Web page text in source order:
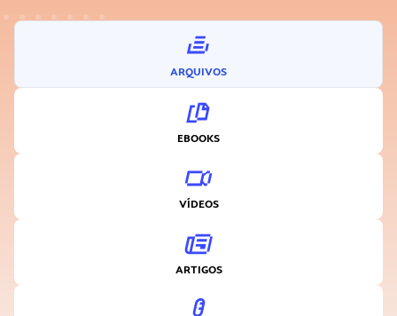
ARQUIVOS
EBOOKS
VÍDEOS
ARTIGOS